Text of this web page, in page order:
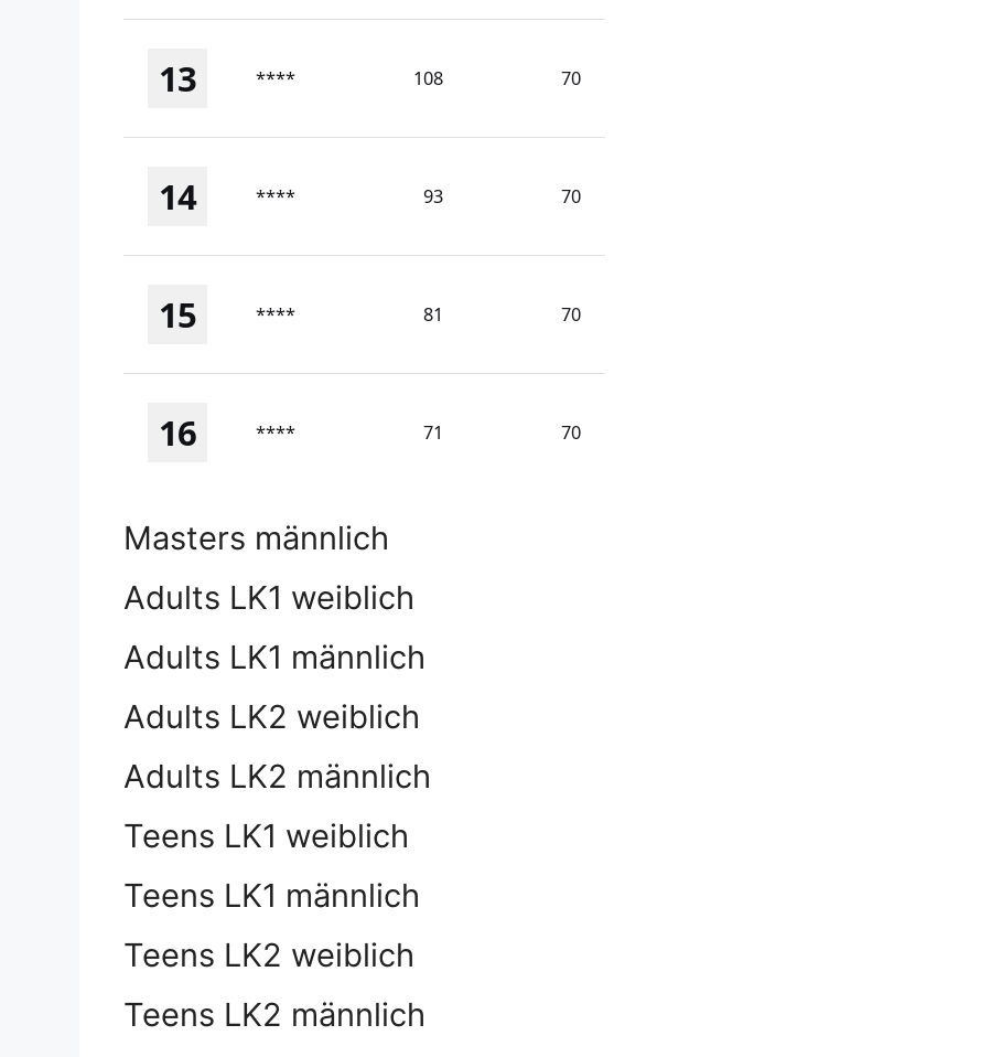
13 **** 108 70
14 **** 93 70
15 **** 81 70
16 **** 71 70
Masters männlich
Adults LK1 weiblich
Adults LK1 männlich
Adults LK2 weiblich
Adults LK2 männlich
Teens LK1 weiblich
Teens LK1 männlich
Teens LK2 weiblich
Teens LK2 männlich